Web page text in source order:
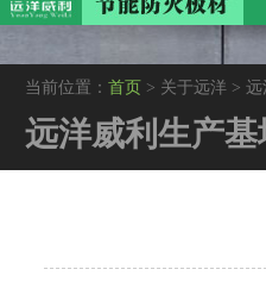
当前位置： 首页 > 关于远洋 >
远洋威利生产基